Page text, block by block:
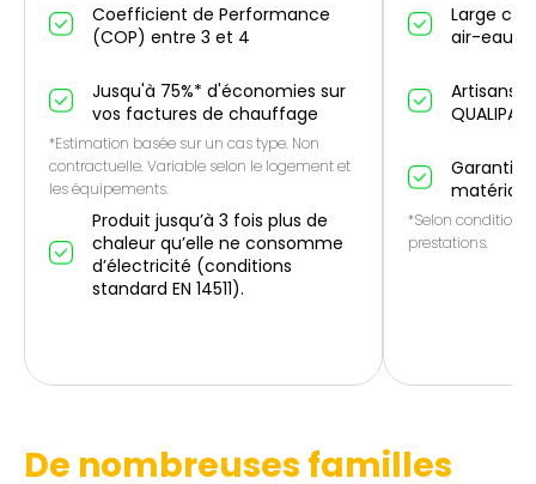
Coefficient de Performance
(COP) entre 3 et 4
Jusqu'à 75%* d'économies sur
vos factures de chauffage
*Estimation basée sur un cas type. Non
contractuelle. Variable selon le logement et
les équipements.
Produit jusqu’à 3 fois plus de
chaleur qu’elle ne consomme
d’électricité (conditions
standard EN 14511).
Large
air-eau
Artisans
QUALIPAC
Garantie
matériaux
*Selon conditions
prestations.
De nombreuses familles